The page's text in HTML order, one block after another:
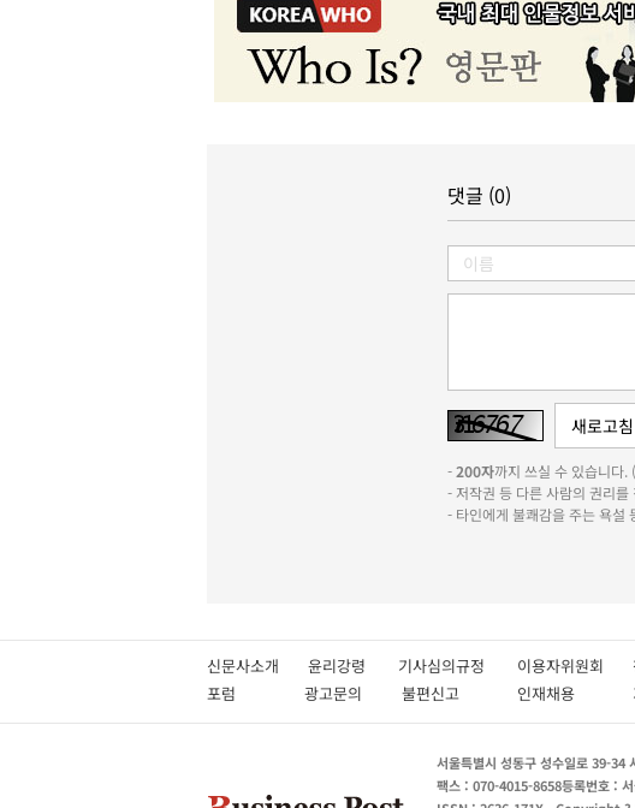
댓글 (0)
-200자까지 쓰실 수 있습니
- 저작권 등 다른 사람의 권리
- 타인에게 불쾌감을 주는 욕설
신문사소개 윤리강령 기사심의규정 이용자위원회
포럼
광고문의 불편신고 인재채용
서울특별시 성동구 성수일로 39-34
팩스 : 070-4015-8658등록번호 :